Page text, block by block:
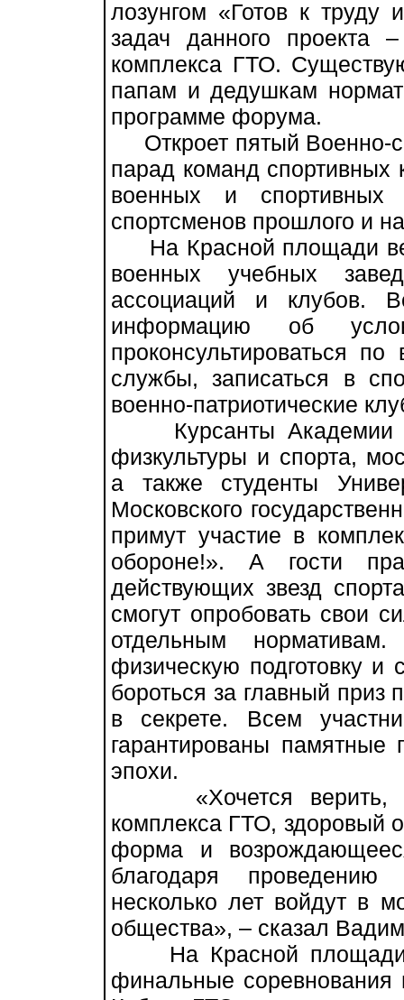
лозунгом «Готов к
задач данного проекта
комплекса ГТО.
папам и дедушкам
программе форума.
Откроет пятый Военно-
парад команд
военных и спортивных
спортсменов прошлого и
На Красной площади
военных учебных
ассоциаций и клубов.
информацию об
проконсультироваться
службы, записаться в
военно-патриотические
Курсанты Академии
физкультуры и спорта,
а также студенты
Московского
примут участие в
обороне!». А гости
действующих звезд
смогут опробовать свои
отдельным
физическую подготовку
бороться за главный приз
в секрете. Всем
гарантированы
эпохи.
«Хочется верить,
комплекса ГТО, здоровый
форма и
благодаря
несколько лет войдут в
общества», – сказал
На Красной площади в
финальные